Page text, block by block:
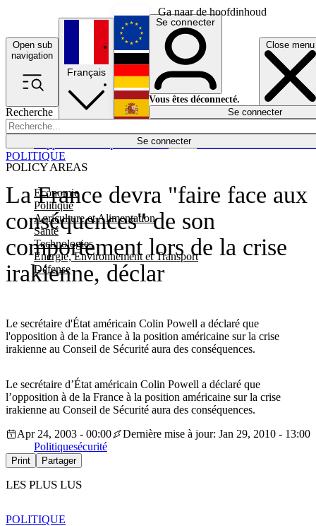
Ga naar de hoofdinhoud
Open sub
navigation
Close menu
Recherche
Se connecter
POLICY AREAS
Economie
Politique
Agriculture et Alimentation
Santé
Technologies
Energie, Environnement et Transport
Défense
Économie
Français
English
Deutsch
Español
Se connecter
Vous êtes déconnecté.
Se connecter
La France devra "faire face aux
conséquences" de son
comportement lors de la crise
irakienne, déclar
Le secrétaire d'État américain Colin Powell a déclaré que
l'opposition à de la France à la position américaine sur la crise
irakienne au Conseil de Sécurité aura des conséquences.
POLITIQUE
Le secrétaire d’État américain Colin Powell a déclaré que
l’opposition à de la France à la position américaine sur la crise
irakienne au Conseil de Sécurité aura des conséquences.
Apr 24, 2003 - 00:00
Dernière mise à jour: Jan 29, 2010 - 13:00
Politiquesécurité
Print Partager
LES PLUS LUS
POLITIQUE